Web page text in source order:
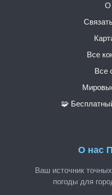
О нас
Ваш источник
погоды для
О
Все
Все
🧩